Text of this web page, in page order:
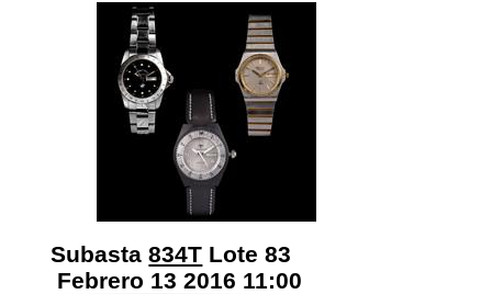
Subasta 834T Lote 83
Febrero 13 2016 11:00